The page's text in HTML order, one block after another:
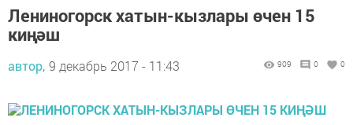
Лениногорск хатын-кызлары өчен 15
киңәш
автор, 9 декабрь 2017 - 11:43 909 0 0